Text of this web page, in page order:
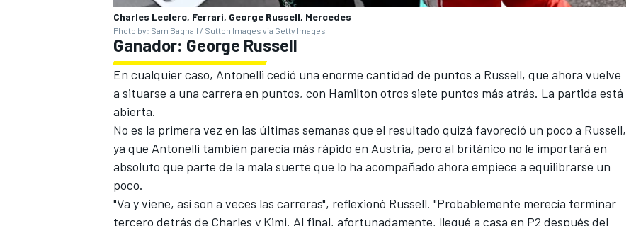
Charles Leclerc, Ferrari, George Russell, Mercedes
Photo by: Sam Bagnall / Sutton Images via Getty Images
Ganador: George Russell
En cualquier caso, Antonelli cedió una enorme cantidad de puntos a Russell, que ahora vuelve
a situarse a una carrera en puntos, con Hamilton otros siete puntos más atrás. La partida está
abierta.
No es la primera vez en las últimas semanas que el resultado quizá favoreció un poco a Russell,
ya que Antonelli también parecía más rápido en Austria, pero al británico no le importará en
absoluto que parte de la mala suerte que lo ha acompañado ahora empiece a equilibrarse un
poco.
"Va y viene, así son a veces las carreras", reflexionó Russell. "Probablemente merecía terminar
tercero detrás de Charles y Kimi. Al final, afortunadamente, llegué a casa en P2 después del